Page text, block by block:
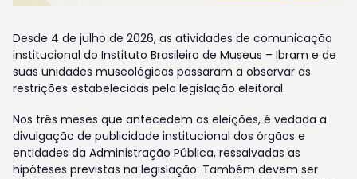
Desde 4 de julho de 2026, as atividades de comunicação
institucional do Instituto Brasileiro de Museus – Ibram e de
suas unidades museológicas passaram a observar as
restrições estabelecidas pela legislação eleitoral.
Nos três meses que antecedem as eleições, é vedada a
divulgação de publicidade institucional dos órgãos e
entidades da Administração Pública, ressalvadas as
hipóteses previstas na legislação. Também devem ser